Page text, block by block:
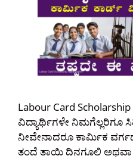
Labour Card
ವಿದ್ಯಾರ್ಥಿಗಳೇ ನಿಮಗೆಲ್ಲರಿಗೂ
ನೀವೇನಾದರೂ ಕಾರ್ಮಿಕ
ತಂದೆ ತಾಯಿ ದಿನಗೂಲಿ